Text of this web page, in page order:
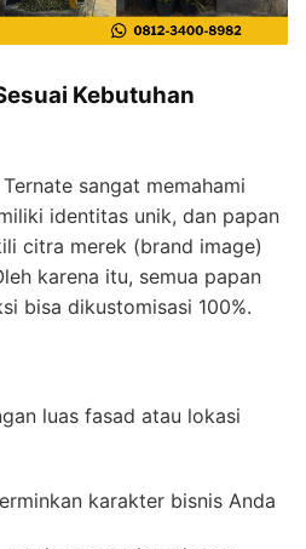
Kebutuhan
sangat memahami
identitas unik, dan papan
citra merek (brand image)
karena itu, semua papan
bisa dikustomisasi 100%.
luas fasad atau lokasi
karakter bisnis Anda